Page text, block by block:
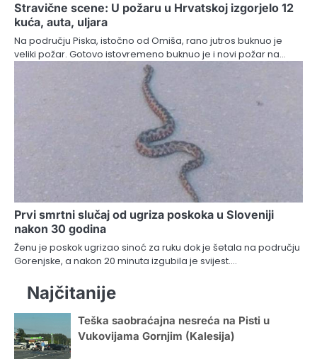
Stravične scene: U požaru u Hrvatskoj izgorjelo 12
kuća, auta, uljara
Na području Piska, istočno od Omiša, rano jutros buknuo je
veliki požar. Gotovo istovremeno buknuo je i novi požar na…
Prvi smrtni slučaj od ugriza poskoka u Sloveniji
nakon 30 godina
Ženu je poskok ugrizao sinoć za ruku dok je šetala na području
Gorenjske, a nakon 20 minuta izgubila je svijest.…
Najčitanije
Teška saobraćajna nesreća na Pisti u
Vukovijama Gornjim (Kalesija)